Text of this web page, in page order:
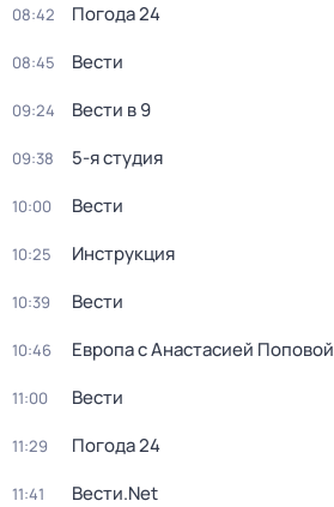
08:42 Погода 24
08:45 Вести
09:24 Вести в 9
09:38 5-я студия
10:00 Вести
10:25 Инструкция
10:39 Вести
10:46 Европа с Анастасией Поповой
11:00 Вести
11:29 Погода 24
11:41 Вести.Net